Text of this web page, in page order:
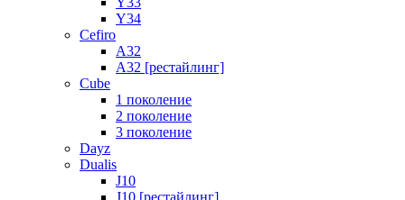
Y34
Cefiro
A32
A32 [рестайлинг]
Cube
1 поколение
2 поколение
3 поколение
Dayz
Dualis
J10
J10 [рестайлинг]